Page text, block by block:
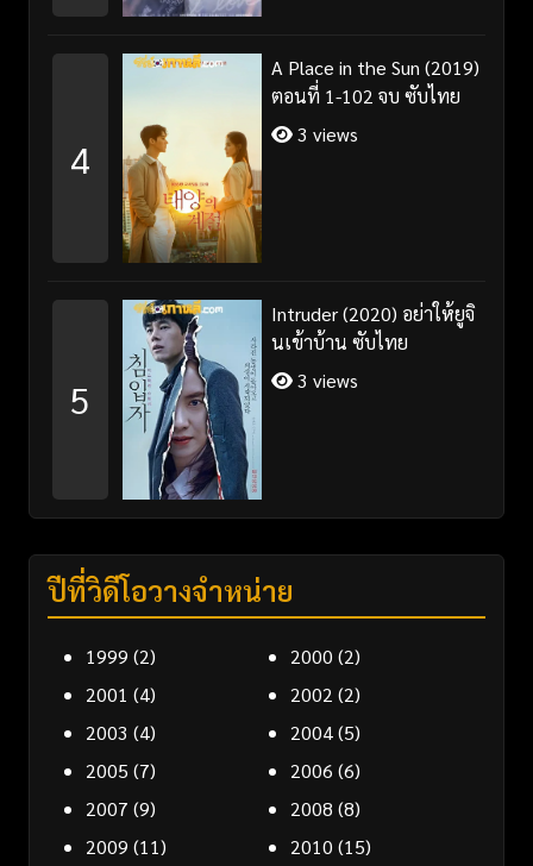
4
A Place in the Sun (2019)
ตอนที่ 1-102 จบ ซับไทย
3 views
5
Intruder (2020) อย่าให้ยูจิ
นเข้าบ้าน ซับไทย
3 views
ปีที่วิดีโอวางจำหน่าย
1999 (2) 2000 (2)
2001 (4) 2002 (2)
2003 (4) 2004(5)
2005 (7) 2006 (6)
2007 (9) 2008 (8)
2009 (11) 2010 (15)